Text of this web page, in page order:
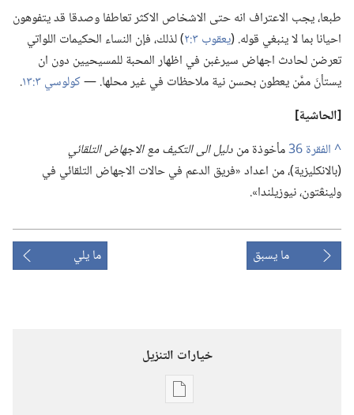
طبعا،‏ يجب الاعتراف انه حتى الاشخاص الاكثر تعاطفا وصدقا قد يتفوهون
احيانا بما لا ينبغي قوله.‏ (‏يعقوب ٣:‏٢
‏)‏ لذلك،‏ فإن النساء الحكيمات اللواتي
تعرضن لحادث اجهاض سيرغبن في اظهار المحبة للمسيحيين دون ان
يستأنَ ممَّن يعطون بحسن نية ملاحظات في غير محلها.‏ —‏كولوسي ٣:‏١٣
‏.‏
‏[الحاشية]‏
^
مأخوذة مندليل الى التكيف مع الاجهاض التلقائي
‏(‏بالانكليزية)‏،‏ من اعداد «فريق الدعم في حالات الاجهاض التلقائي في
ولينڠتون،‏ نيوزيلندا».‏
ما يسبق ما يلي
خيارات التنزيل
خيارات